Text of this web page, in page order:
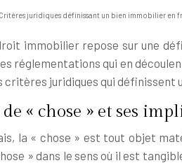
juridiques définissant un bien immobilier en
immobilier repose sur une
réglementations qui en
critères juridiques qui définissent
« chose » et ses
la « chose » est tout objet
» dans le sens où il est